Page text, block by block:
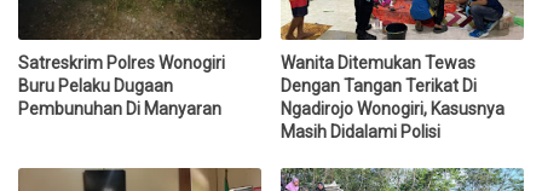
Satreskrim Polres Wonogiri
Buru Pelaku Dugaan
Pembunuhan Di Manyaran
Wanita Ditemukan Tewas
Dengan Tangan Terikat Di
Ngadirojo Wonogiri, Kasusnya
Masih Didalami Polisi